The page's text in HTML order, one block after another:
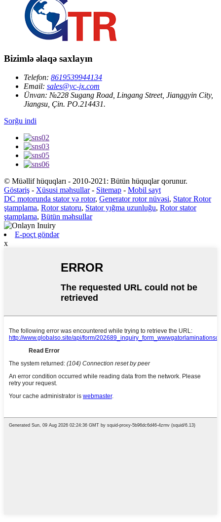
Bizimlə əlaqə saxlayın
Telefon: 8619539944134
Email: sales@yc-jx.com
Ünvan: №228 Sugang Road, Lingang Street, Jianggyin City,
Jiangsu, Çin. PO.214431.
Sorğu indi
© Müəllif hüquqları - 2010-2021: Bütün hüquqlar qorunur.
Göstəriş - Xüsusi məhsullar- Sitemap - Mobil sayt
DC motorunda stator və rotor, Generator rotor nüvəsi, Stator Rotor
ştamplama, Rotor statoru, Stator yığma uzunluğu, Rotor stator
ştamplama, Bütün məhsullar
E-poçt göndər
x